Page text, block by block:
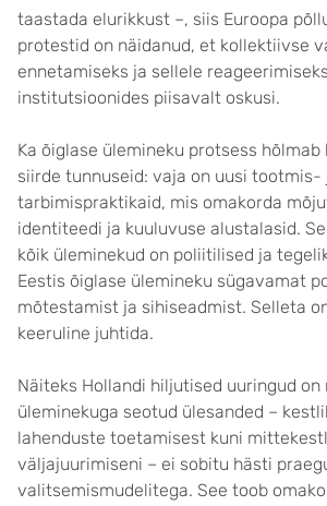
taastada elurikkust –, siis Euroopa
protestid on näidanud, et kollektiivse
ennetamiseks ja sellele
institutsioonides piisavalt oskusi.
Ka õiglase ülemineku protsess hõlmab
siirde tunnuseid: vaja on uusi tootmis-
tarbimispraktikaid, mis omakorda
identiteedi ja kuuluvuse alustalasid.
kõik üleminekud on poliitilised ja
Eestis õiglase ülemineku sügavamat
mõtestamist ja sihiseadmist. Selleta
keeruline juhtida.
Näiteks Hollandi hiljutised uuringud on
üleminekuga seotud ülesanded –
lahenduste toetamisest kuni
väljajuurimiseni – ei sobitu hästi
valitsemismudelitega. See toob